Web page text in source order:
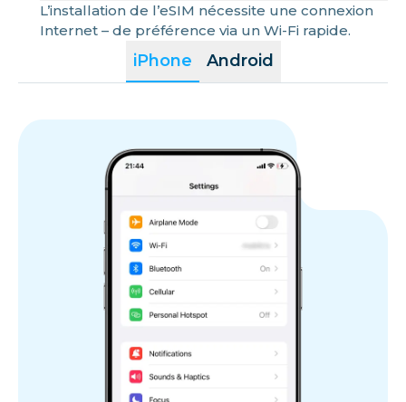
iPhone Android
L’installation de l’eSIM nécessite une connexion
Internet – de préférence via un Wi-Fi rapide.